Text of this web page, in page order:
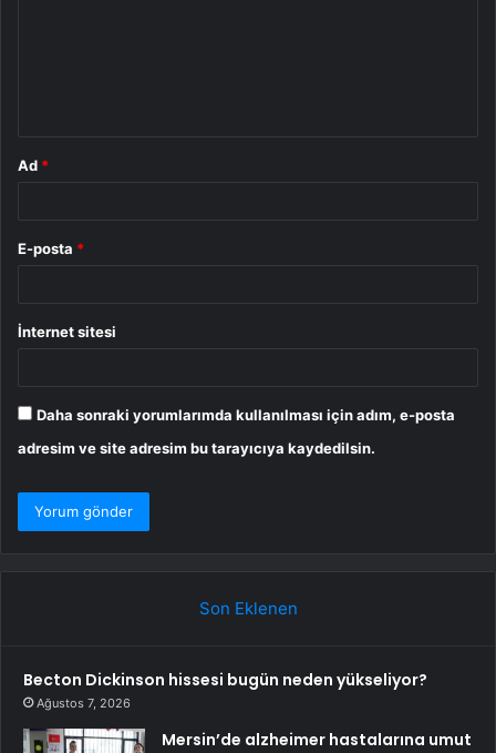
Ad *
E-posta *
İnternet sitesi
Daha sonraki yorumlarımda kullanılması için adım, e-posta
adresim ve site adresim bu tarayıcıya kaydedilsin.
Son Eklenen
Becton Dickinson hissesi bugün neden yükseliyor?
Ağustos 7, 2026
Mersin’de alzheimer hastalarına umut